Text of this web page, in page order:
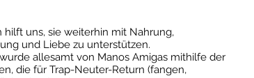
uns, sie weiterhin mit Nahrung,
und Liebe zu unterstützen.
allesamt von Manos Amigas mithilfe der
die für Trap-Neuter-Return (fangen,